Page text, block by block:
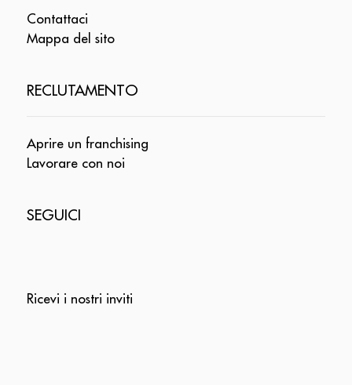
Contattaci
Mappa del sito
RECLUTAMENTO
Aprire un franchising
Lavorare con noi
SEGUICI
Ricevi i nostri inviti